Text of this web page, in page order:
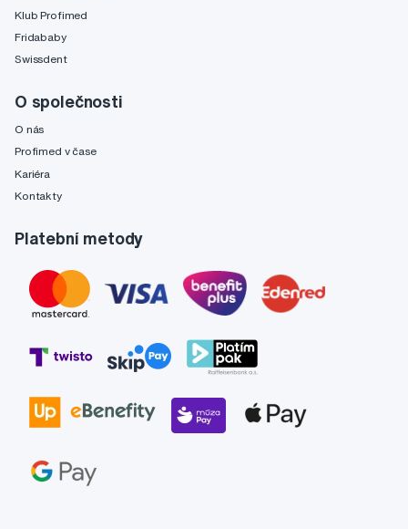
Klub Profimed
Fridababy
Swissdent
O společnosti
O nás
Profimed v čase
Kariéra
Kontakty
Platební metody